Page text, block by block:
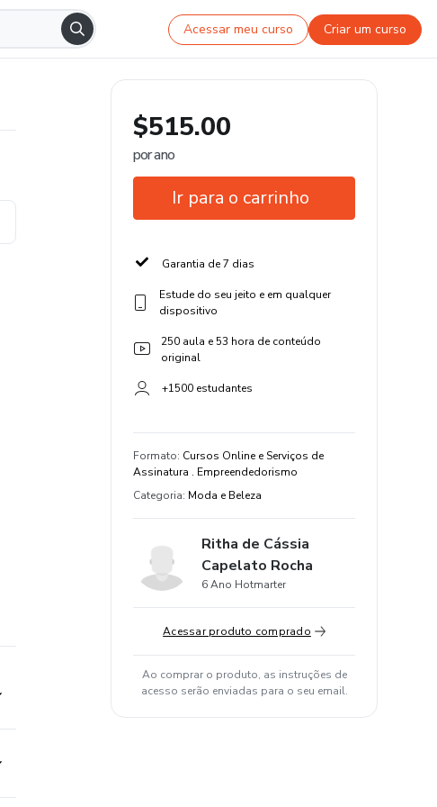
Acessar meu curso Criar um curso
$515.00
por ano
Ir para o carrinho
Garantia de 7 dias
Estude do seu jeito e em qualquer
dispositivo
250 aula e 53 hora de conteúdo
original
+1500 estudantes
Formato: Cursos Online e Serviços de
Assinatura . Empreendedorismo
Categoria: Moda e Beleza
Ritha de Cássia
Capelato Rocha
6 Ano Hotmarter
Acessar produto comprado
Ao comprar o produto, as instruções de
acesso serão enviadas para o seu email.